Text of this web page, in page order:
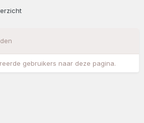
gebruikers naar deze pagina.